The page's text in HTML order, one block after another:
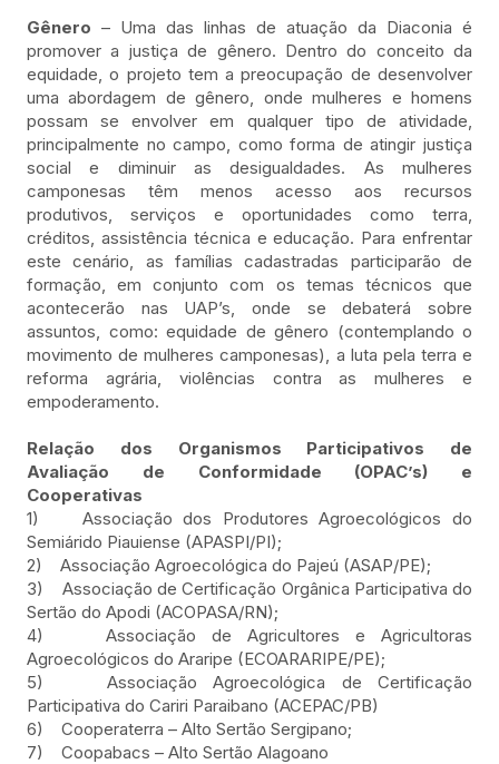
Gênero – Uma das linhas de atuação da Diaconia é
promover a justiça de gênero. Dentro do conceito da
equidade, o projeto tem a preocupação de desenvolver
uma abordagem de gênero, onde mulheres e homens
possam se envolver em qualquer tipo de atividade,
principalmente no campo, como forma de atingir justiça
social e diminuir as desigualdades. As mulheres
camponesas têm menos acesso aos recursos
produtivos, serviços e oportunidades como terra,
créditos, assistência técnica e educação. Para enfrentar
este cenário, as famílias cadastradas participarão de
formação, em conjunto com os temas técnicos que
acontecerão nas UAP’s, onde se debaterá sobre
assuntos, como: equidade de gênero (contemplando o
movimento de mulheres camponesas), a luta pela terra e
reforma agrária, violências contra as mulheres e
empoderamento.
Relação dos Organismos Participativos de
Avaliação de Conformidade (OPAC’s) e
Cooperativas
1) Associação dos Produtores Agroecológicos do
Semiárido Piauiense (APASPI/PI);
2) Associação Agroecológica do Pajeú (ASAP/PE);
3) Associação de Certificação Orgânica Participativa do
Sertão do Apodi (ACOPASA/RN);
4) Associação de Agricultores e Agricultoras
Agroecológicos do Araripe (ECOARARIPE/PE);
5) Associação Agroecológica de Certificação
Participativa do Cariri Paraibano (ACEPAC/PB)
6) Cooperaterra – Alto Sertão Sergipano;
7) Coopabacs – Alto Sertão Alagoano